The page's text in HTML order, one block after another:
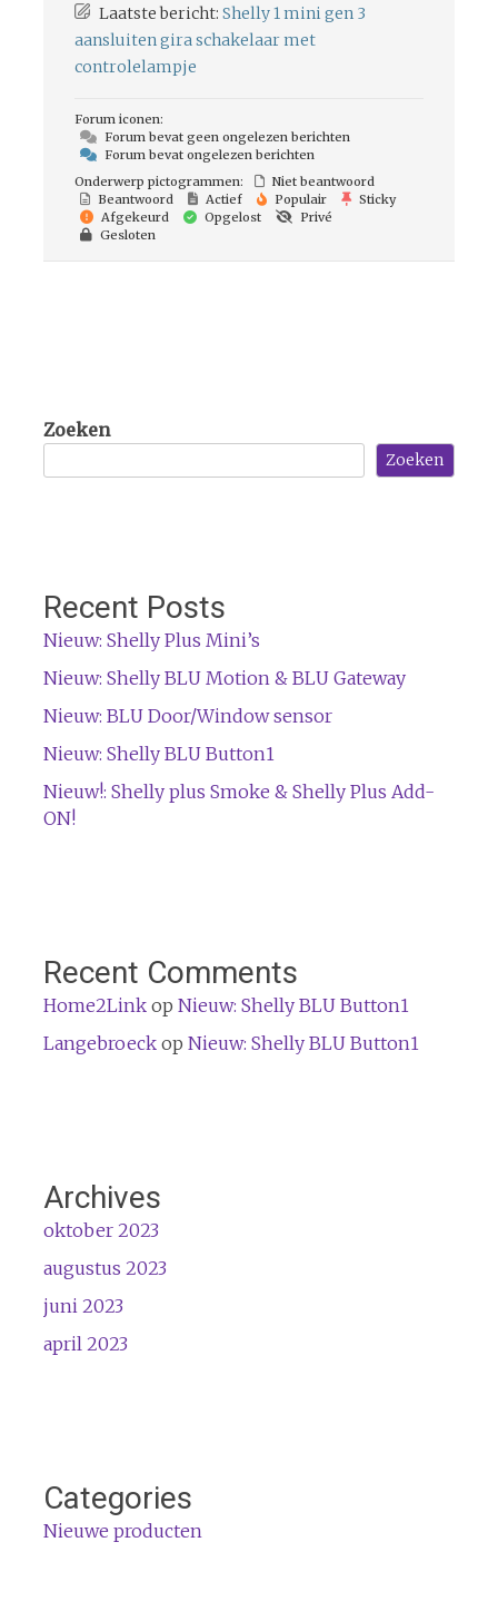
Laatste bericht: Shelly 1 mini gen 3
aansluiten gira schakelaar met
controlelampje
Forum iconen:
Forum bevat geen ongelezen berichten
Forum bevat ongelezen berichten
Onderwerp pictogrammen:
Niet beantwoord
Beantwoord
Actief Populair
Sticky
Afgekeurd
Opgelost
Privé
Gesloten
Zoeken
Zoeken
Recent Posts
Nieuw: Shelly Plus Mini’s
Nieuw: Shelly BLU Motion & BLU Gateway
Nieuw: BLU Door/Window sensor
Nieuw: Shelly BLU Button1
Nieuw!: Shelly plus Smoke & Shelly Plus Add-
ON!
Recent Comments
Home2Linkop Nieuw: Shelly BLU Button1
Langebroeckop Nieuw: Shelly BLU Button1
Archives
oktober 2023
augustus 2023
juni 2023
april 2023
Categories
Nieuwe producten